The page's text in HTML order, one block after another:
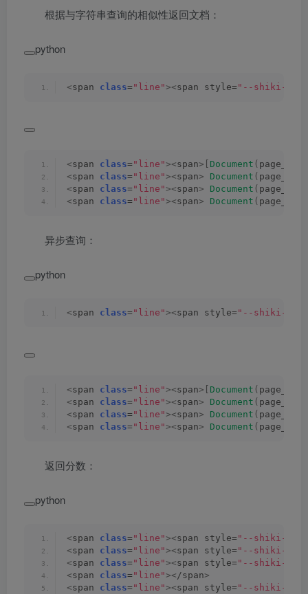
根据与字符串查询的相似性返回文档：
python
<span class= "line"><span style= "--shiki-
<span class= "line"><span>[ Document (
<span class= "line"><span> Document (
<span class= "line"><span> Document (
<span class= "line"><span> Document (
异步查询：
python
<span class= "line"><span style= "--shiki-
<span class= "line"><span>[ Document (
<span class= "line"><span> Document (
<span class= "line"><span> Document (
<span class= "line"><span> Document (
返回分数：
python
<span class= "line"><span style= "--shiki-
<span class= "line"><span style= "--shiki-
<span class= "line"><span style= "--shiki-
<span class= "line">< /span>
<span class= "line"><span style= "--shiki-